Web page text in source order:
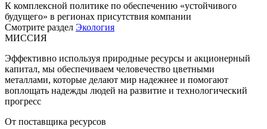
К комплексной политике по обеспечению «устойчивого
будущего» в регионах присутствия компании
Смотрите раздел Экология
МИССИЯ
Эффективно используя природные ресурсы и акционерный
капитал, мы обеспечиваем человечество цветными
металлами, которые делают мир надежнее и помогают
воплощать надежды людей на развитие и технологический
прогресс
От поставщика ресурсов